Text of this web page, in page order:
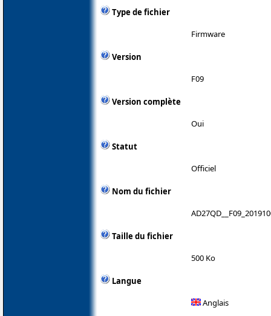
Type de fichier
Firmware
Version
F09
Version complète
Oui
Statut
Officiel
Nom du fichier
Taille du fichier
500 Ko
Langue
Anglais